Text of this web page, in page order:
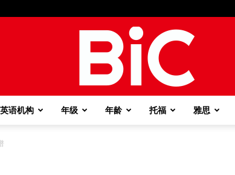
英语机构 年级 年龄 托福 雅思